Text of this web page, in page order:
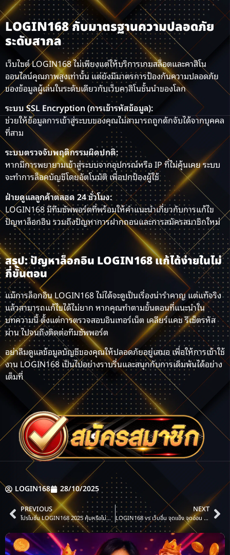
LOGIN168 กับมาตรฐานความปลอดภัย
ระดับสากล
เว็บไซต์ LOGIN168 ไม่เพียงแต่ให้บริการเกมสล็อตและคาสิโน
ออนไลน์คุณภาพสูงเท่านั้น แต่ยังมีมาตรการป้องกันความปลอดภัย
ของข้อมูลผู้เล่นในระดับเดียวกับเว็บคาสิโนชั้นนำของโลก
ระบบ SSL Encryption (การเข้ารหัสข้อมูล):
ช่วยให้ข้อมูลการเข้าสู่ระบบของคุณไม่สามารถถูกดักจับได้จากบุคคล
ที่สาม
ระบบตรวจจับพฤติกรรมผิดปกติ:
หากมีการพยายามเข้าสู่ระบบจากอุปกรณ์หรือ IP ที่ไม่คุ้นเคย ระบบ
จะทำการล็อคบัญชีโดยอัตโนมัติ เพื่อปกป้องผู้ใช้
ฝ่ายดูแลลูกค้าตลอด 24 ชั่วโมง:
LOGIN168 มีทีมซัพพอร์ตที่พร้อมให้คำแนะนำเกี่ยวกับการแก้ไข
ปัญหาล็อกอิน รวมถึงปัญหาการฝากถอนและการสมัครสมาชิกใหม่
สรุป: ปัญหาล็อกอิน LOGIN168 แก้ได้ง่ายในไม่
กี่ขั้นตอน
แม้การล็อกอิน LOGIN168 ไม่ได้จะดูเป็นเรื่องน่ารำคาญ แต่แท้จริง
แล้วสามารถแก้ไขได้ไม่ยาก หากคุณทำตามขั้นตอนที่แนะนำใน
บทความนี้ ตั้งแต่การตรวจสอบอินเทอร์เน็ต เคลียร์แคช รีเซ็ตรหัส
ผ่าน ไปจนถึงติดต่อทีมซัพพอร์ต
อย่าลืมดูแลข้อมูลบัญชีของคุณให้ปลอดภัยอยู่เสมอ เพื่อให้การเข้าใช้
งาน LOGIN168 เป็นไปอย่างราบรื่นและสนุกกับการเดิมพันได้อย่าง
เต็มที่
LOGIN168 28/10/2025
PREVIOUS
โปรโมชั่น LOGIN168 2025 คุ้มหรือไม่สำหรับมือใหม่
NEXT
LOGIN168 vs เว็บอื่น จุดแข็ง จุดอ่อน เปรียบเทียบ